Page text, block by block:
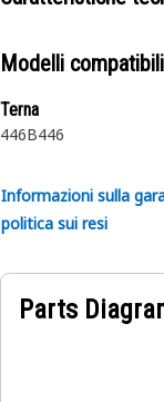
Modelli compatibili
Terna
446B446
Informazioni sulla
politica sui resi
Parts